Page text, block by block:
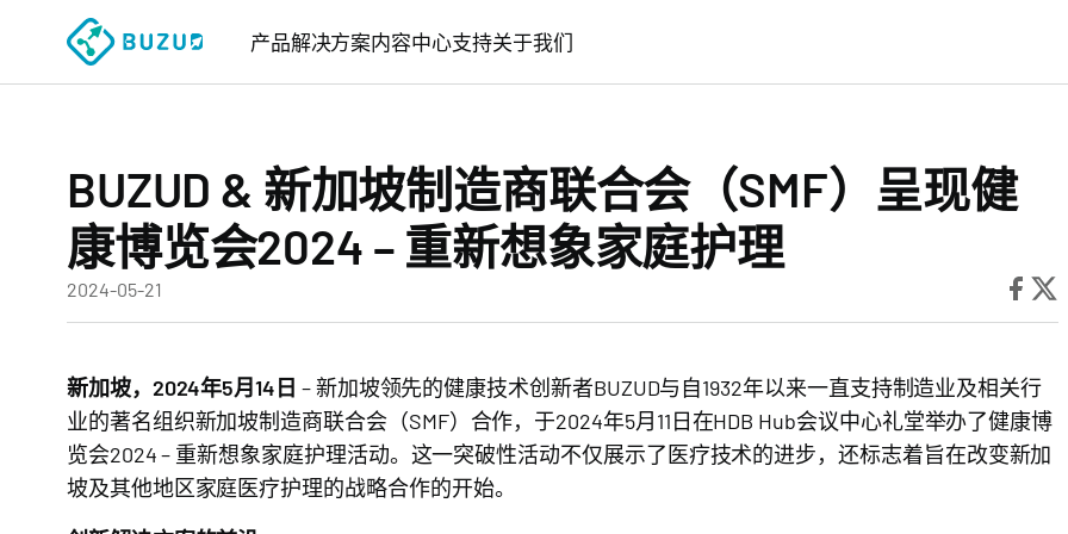
产品解决方案内容中心支持关于我们
BUZUD & 新加坡制造商联合会（SMF）呈现健
康博览会2024 – 重新想象家庭护理
2024-05-21
新加坡，2024年5月14日 – 新加坡领先的健康技术创新者BUZUD与自1932年以来一直支持制造业及相关行
业的著名组织新加坡制造商联合会（SMF）合作，于2024年5月11日在HDB Hub会议中心礼堂举办了健康博
览会2024 – 重新想象家庭护理活动。这一突破性活动不仅展示了医疗技术的进步，还标志着旨在改变新加
坡及其他地区家庭医疗护理的战略合作的开始。